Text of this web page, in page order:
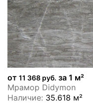
от 11 368 руб. за 1 м²
Мрамор Didymon
Наличие: 35.618 м²